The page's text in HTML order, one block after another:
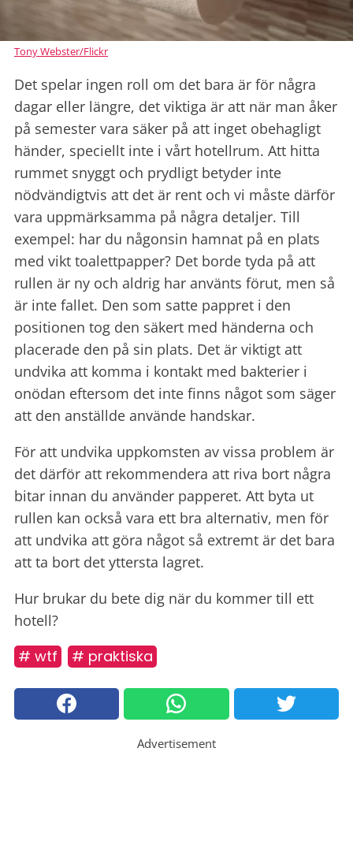
Tony Webster/Flickr
Det spelar ingen roll om det bara är för några
dagar eller längre, det viktiga är att när man åker
på semester vara säker på att inget obehagligt
händer, speciellt inte i vårt hotellrum. Att hitta
rummet snyggt och prydligt betyder inte
nödvändigtvis att det är rent och vi måste därför
vara uppmärksamma på några detaljer. Till
exempel: har du någonsin hamnat på en plats
med vikt toalettpapper? Det borde tyda på att
rullen är ny och aldrig har använts förut, men så
är inte fallet. Den som satte pappret i den
positionen tog den säkert med händerna och
placerade den på sin plats. Det är viktigt att
undvika att komma i kontakt med bakterier i
onödan eftersom det inte finns något som säger
att den anställde använde handskar.
För att undvika uppkomsten av vissa problem är
det därför att rekommendera att riva bort några
bitar innan du använder papperet. Att byta ut
rullen kan också vara ett bra alternativ, men för
att undvika att göra något så extremt är det bara
att ta bort det yttersta lagret.
Hur brukar du bete dig när du kommer till ett
hotell?
# wtf # praktiska
Advertisement